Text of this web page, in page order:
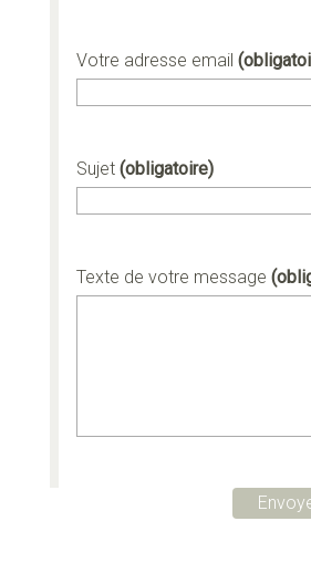
Votre adresse email
Sujet (obligatoire)
Texte de votre message